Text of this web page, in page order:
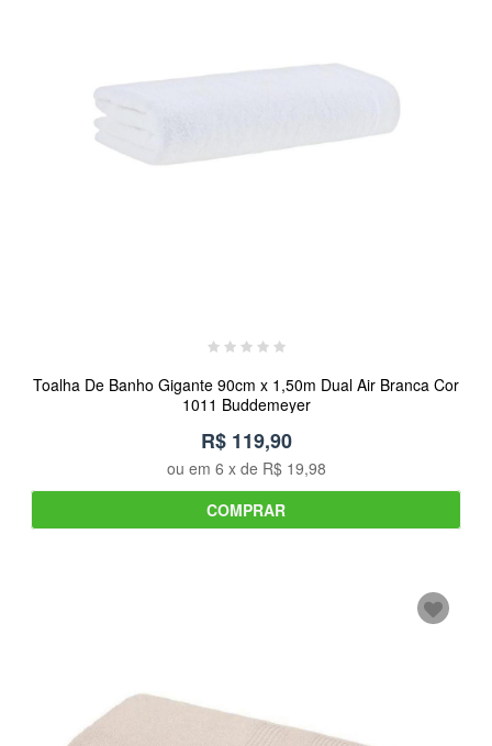
Toalha De Banho Gigante 90cm x 1,50m Dual Air Branca Cor
1011 Buddemeyer
R$ 119,90
ou em 6 x de R$ 19,98
COMPRAR